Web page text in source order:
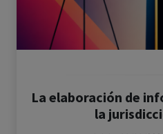
La elaboración de
la